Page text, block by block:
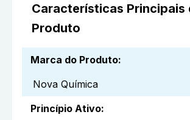
Características Principais
Produto
Marca do Produto:
Nova Química
Princípio Ativo: